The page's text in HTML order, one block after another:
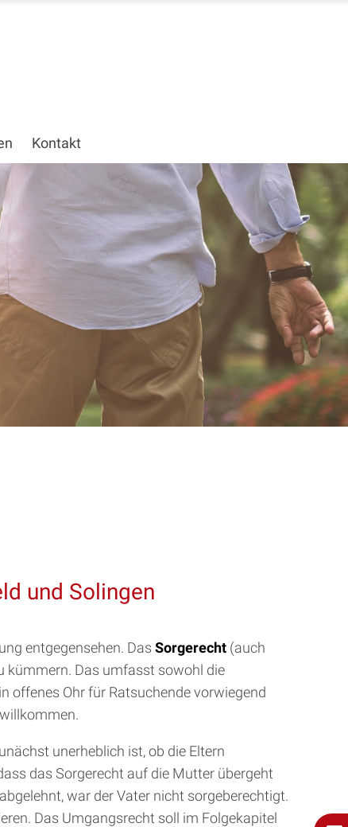
Kontakt
und Solingen
entgegensehen. Das Sorgerecht (auch
kümmern. Das umfasst sowohl die
offenes Ohr für Ratsuchende vorwiegend
willkommen.
unerheblich ist, ob die Eltern
das Sorgerecht auf die Mutter übergeht
war der Vater nicht sorgeberechtigt.
Das Umgangsrecht soll im Folgekapitel